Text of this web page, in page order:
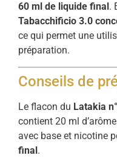
60 ml de liquide final.
Tabacchificio 3.0
ce qui permet une
préparation.
Conseils de
Le flacon du Latakia n°
contient 20 ml
avec base et nicotine
final.